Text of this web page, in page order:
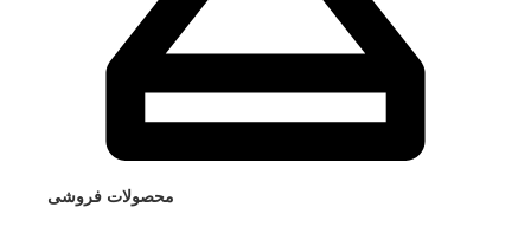
محصولات فروشی